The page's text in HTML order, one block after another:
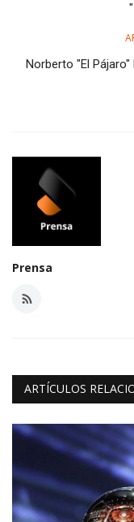
Norberto "El
Prensa
ARTÍCULOS